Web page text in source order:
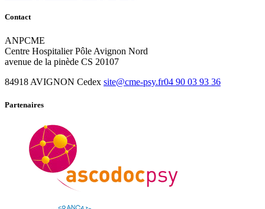
Contact
ANPCME
Centre Hospitalier Pôle Avignon Nord
avenue de la pinède CS 20107
84918 AVIGNON Cedex site@cme-psy.fr04 90 03 93 36
Partenaires